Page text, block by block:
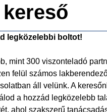
legközelebbi boltot!
mint 300 viszonteladó
felül számos
áll velünk. A
a hozzád legközelebb
ahol szakszerű